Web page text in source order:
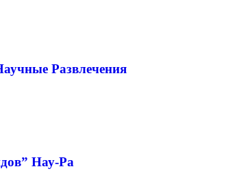
Развлечения
Нау-Ра